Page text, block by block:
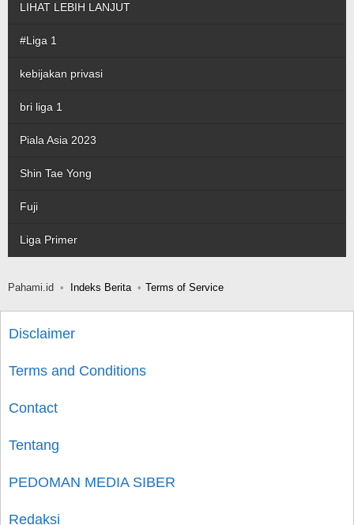
LIHAT LEBIH LANJUT
#Liga 1
kebijakan privasi
bri liga 1
Piala Asia 2023
Shin Tae Yong
Fuji
Liga Primer
Pahami.id Indeks Berita Terms of Service
Disclaimer
Terms and Conditions
Contact
Tentang
PEDOMAN MEDIA SIBER
Redaksi